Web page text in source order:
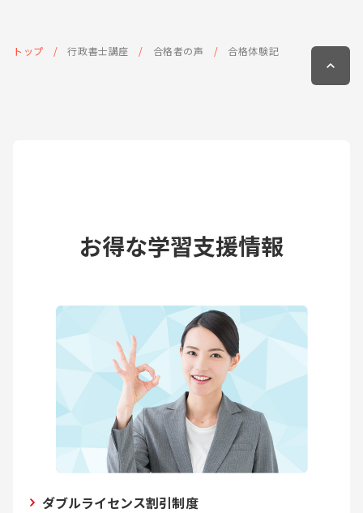
トップ 行政書士講座 合格者の声 合格体験記
お得な学習支援情報
ダブルライセンス割引制度